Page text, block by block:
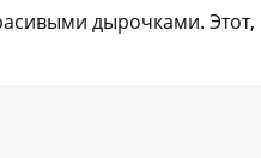
дырочками.